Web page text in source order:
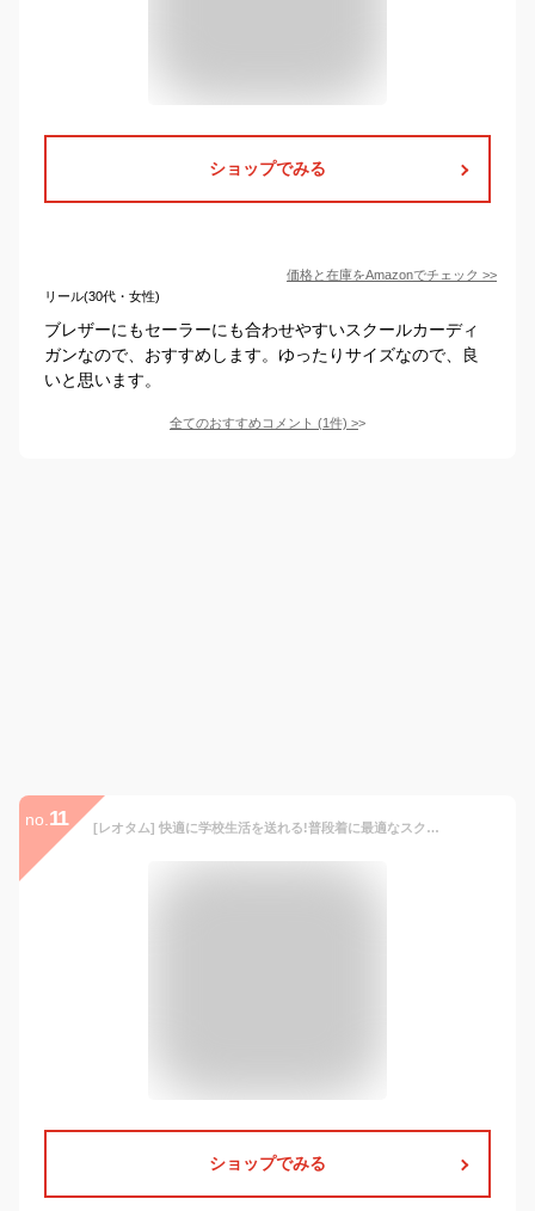
ショップでみる
価格と在庫をAmazonでチェック >>
リール(30代・女性)
ブレザーにもセーラーにも合わせやすいスクールカーディ
ガンなので、おすすめします。ゆったりサイズなので、良
いと思います。
全てのおすすめコメント (1件) >
no. 11 [レオタム] 快適に学校生活を送れる!普段着に最適なスクールカーディガン (黒)
ショップでみる